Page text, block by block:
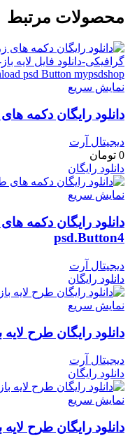
محصولات مرتبط
نمایش سریع
دانلود رایگان دکمه
دیجیتال آرت
0 تومان
دانلود رایگان
نمایش سریع
دانلود رایگان دکمه
psd.Button4
دیجیتال آرت
دانلود رایگان
نمایش سریع
دانلود رایگان طرح
دیجیتال آرت
دانلود رایگان
نمایش سریع
دانلود رایگان طرح